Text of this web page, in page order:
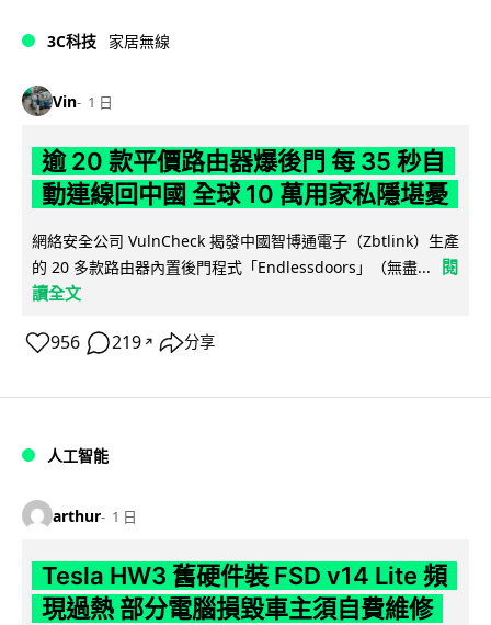
3C科技 家居無線
Vin 1 日
逾 20 款平價路由器爆後門 每 35 秒自
動連線回中國 全球 10 萬用家私隱堪憂
網絡安全公司 VulnCheck 揭發中國智博通電子（Zbtlink）生產
的 20 多款路由器內置後門程式「Endlessdoors」（無盡...
閱
讀全文
956 219 ↗ 分享
人工智能
arthur 1 日
Tesla HW3 舊硬件裝 FSD v14 Lite 頻
現過熱 部分電腦損毀車主須自費維修